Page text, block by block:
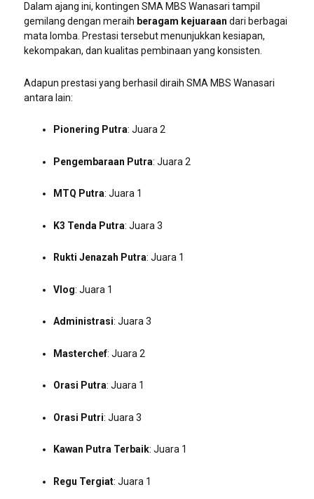
Dalam ajang ini, kontingen SMA MBS Wanasari tampil
gemilang dengan meraih beragam kejuaraan dari berbagai
mata lomba. Prestasi tersebut menunjukkan kesiapan,
kekompakan, dan kualitas pembinaan yang konsisten.
Adapun prestasi yang berhasil diraih SMA MBS Wanasari
antara lain:
Pionering Putra: Juara 2
Pengembaraan Putra: Juara 2
MTQ Putra: Juara 1
K3 Tenda Putra: Juara 3
Rukti Jenazah Putra: Juara 1
Vlog: Juara 1
Administrasi: Juara 3
Masterchef: Juara 2
Orasi Putra: Juara 1
Orasi Putri: Juara 3
Kawan Putra Terbaik: Juara 1
Regu Tergiat: Juara 1